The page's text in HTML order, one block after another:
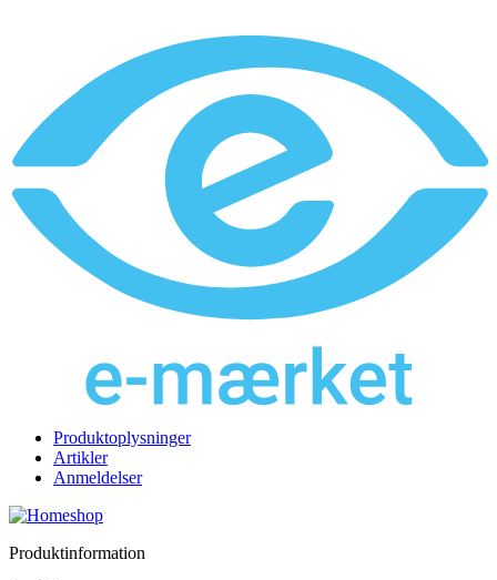
Produktoplysninger
Artikler
Anmeldelser
Produktinformation